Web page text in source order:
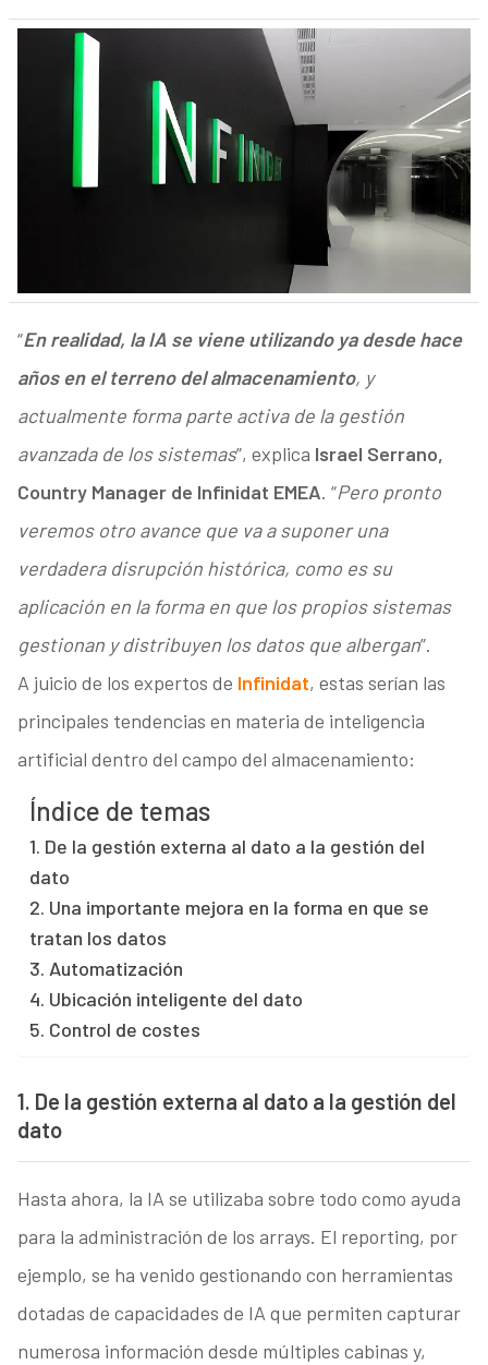
“En realidad, la IA se viene utilizando ya desde hace
años en el terreno del almacenamiento, y
actualmente forma parte activa de la gestión
avanzada de los sistemas”, explica Israel Serrano,
Country Manager de Infinidat EMEA. “Pero pronto
veremos otro avance que va a suponer una
verdadera disrupción histórica, como es su
aplicación en la forma en que los propios sistemas
gestionan y distribuyen los datos que albergan”.
A juicio de los expertos de Infinidat, estas serían las
principales tendencias en materia de inteligencia
artificial dentro del campo del almacenamiento:
Índice de temas
1. De la gestión externa al dato a la gestión del
dato
2. Una importante mejora en la forma en que se
tratan los datos
3. Automatización
4. Ubicación inteligente del dato
5. Control de costes
1. De la gestión externa al dato a la gestión del
dato
Hasta ahora, la IA se utilizaba sobre todo como ayuda
para la administración de los arrays. El reporting, por
ejemplo, se ha venido gestionando con herramientas
dotadas de capacidades de IA que permiten capturar
numerosa información desde múltiples cabinas y,